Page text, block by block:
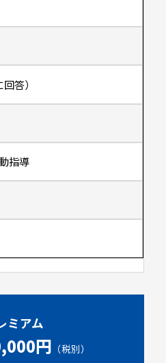
答）
指導
ミアム
円 （税別）